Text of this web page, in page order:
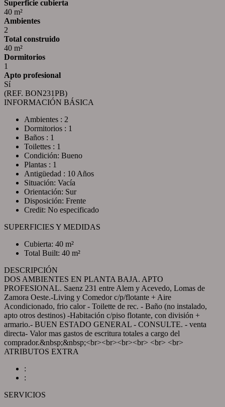
Superficie cubierta
40 m²
Ambientes
2
Total construido
40 m²
Dormitorios
1
Apto profesional
Sí
(REF. BON231PB)
INFORMACIÓN BÁSICA
Ambientes : 2
Dormitorios : 1
Baños : 1
Toilettes : 1
Condición: Bueno
Plantas : 1
Antigüedad : 10 Años
Situación: Vacía
Orientación: Sur
Disposición: Frente
Credit: No especificado
SUPERFICIES Y MEDIDAS
Cubierta: 40 m²
Total Built: 40 m²
DESCRIPCIÓN
DOS AMBIENTES EN PLANTA BAJA. APTO
PROFESIONAL. Saenz 231 entre Alem y Acevedo, Lomas de
Zamora Oeste.-Living y Comedor c/p/flotante + Aire
Acondicionado, frio calor - Toilette de rec. - Baño (no instalado,
apto otros destinos) -Habitación c/piso flotante, con división +
armario.- BUEN ESTADO GENERAL - CONSULTE. - venta
directa- Valor mas gastos de escritura totales a cargo del
comprador.&nbsp;&nbsp;<br><br><br><br> <br> <br>
ATRIBUTOS EXTRA
:
:
SERVICIOS